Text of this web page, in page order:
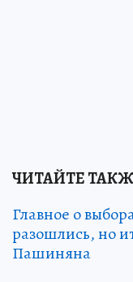
ЧИТАЙТЕ
Главное о
разошлись, но
Пашиняна